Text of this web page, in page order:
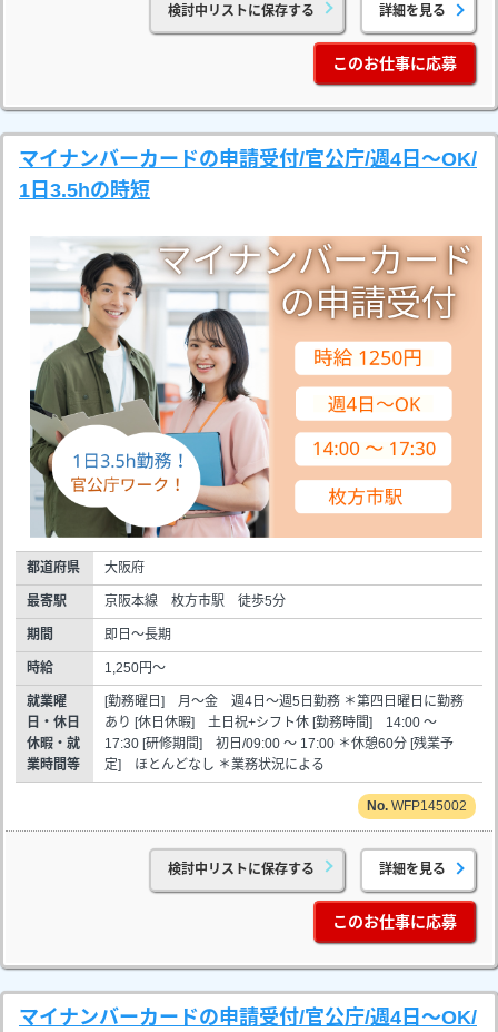
検討中リストに保存する 詳細を見る
このお仕事に応募
マイナンバーカードの申請受付/官公庁/週4日～OK/
1日3.5hの時短
都道府県 大阪府
最寄駅 京阪本線 枚方市駅 徒歩5分
期間 即日～長期
時給 1,250円～
就業曜
日・休日
休暇・就
業時間等
[勤務曜日] 月～金 週4日～週5日勤務 ＊第四日曜日に勤務
あり [休日休暇] 土日祝+シフト休 [勤務時間] 14:00 ～
17:30 [研修期間] 初日/09:00 ～ 17:00 ＊休憩60分 [残業予
定] ほとんどなし ＊業務状況による
WFP145002
検討中リストに保存する 詳細を見る
このお仕事に応募
マイナンバーカードの申請受付/官公庁/週4日～OK/